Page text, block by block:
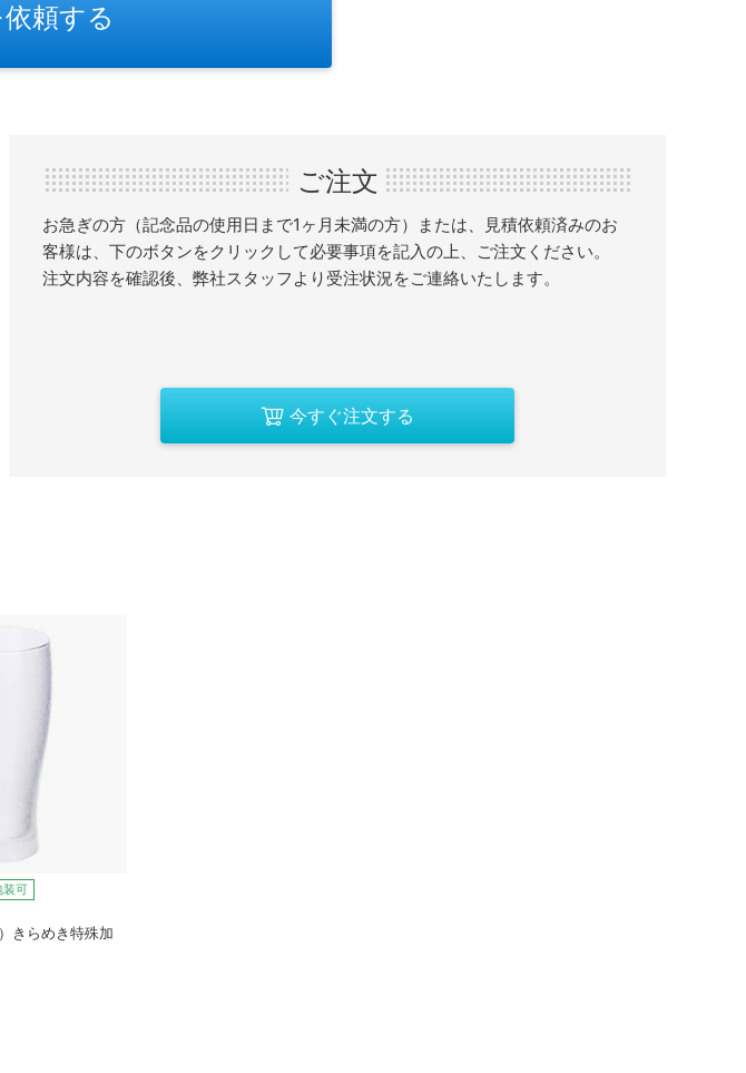
頼する
ご注文
お急ぎの方（記念品の使用日まで1ヶ月未満の方）または、見積依頼済みのお
客様は、下のボタンをクリックして必要事項を記入の上、ご注文ください。
注文内容を確認後、弊社スタッフより受注状況をご連絡いたします。
今すぐ注文する
装可
きらめき特殊加